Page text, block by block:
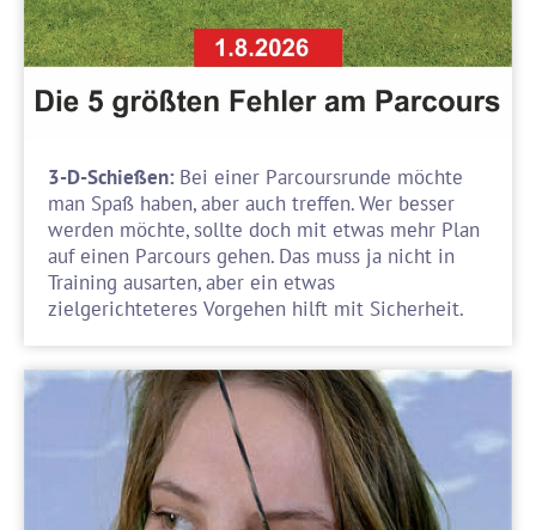
3-D-Schießen: Bei einer Parcoursrunde möchte
man Spaß haben, aber auch treffen. Wer besser
werden möchte, sollte doch mit etwas mehr Plan
auf einen Parcours gehen. Das muss ja nicht in
Training ausarten, aber ein etwas
zielgerichteteres Vorgehen hilft mit Sicherheit.